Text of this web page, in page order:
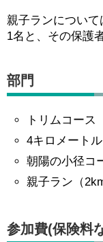
親子ランについ
1名と、その保護
部門
トリムコース
4キロメートル
朝陽の小径コ
親子ラン（2km
参加費(保険料